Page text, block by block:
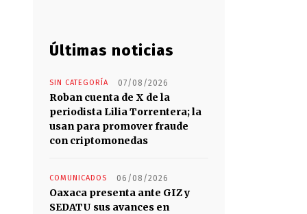
Últimas noticias
SIN CATEGORÍA 07/08/2026
Roban cuenta de X de la
periodista Lilia Torrentera; la
usan para promover fraude
con criptomonedas
COMUNICADOS 06/08/2026
Oaxaca presenta ante GIZ y
SEDATU sus avances en